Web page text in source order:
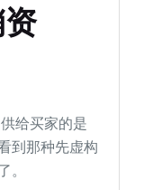
给买家的是
到那种先虚构
。